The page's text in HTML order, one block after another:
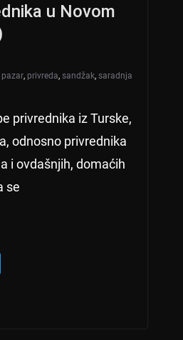
u Novom
pazar, privreda, sandžak, saradnja
privrednika iz Turske,
odnosno privrednika
i ovdašnjih, domaćih
se